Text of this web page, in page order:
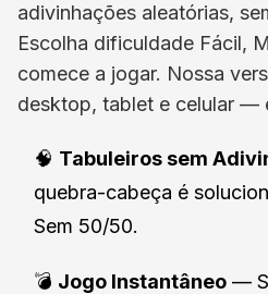
adivinhações aleatórias,
Escolha dificuldade Fácil,
comece a jogar. Nossa
desktop, tablet e celular —
🧠 Tabuleiros sem
quebra-cabeça é
Sem 50/50.
💣 Jogo Instantâneo —